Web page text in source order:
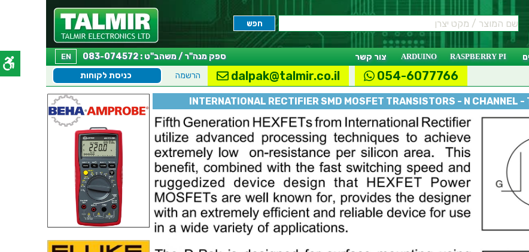
RASPBERRY PI
ARDUINO צור קשר EN
ספק מנה"ר / משהב"ט : 083-074572
כניסת לקוחות הרשמה dalpak@talmir.co.il 054-6077766
INTERNATIONAL RECTIFIER SMD MOSFET TRANSISTORS - N CHANNEL